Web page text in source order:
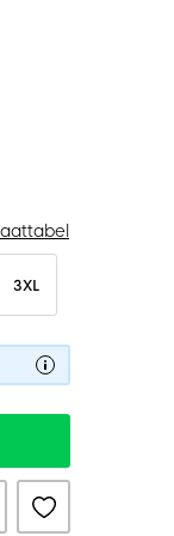
3XL